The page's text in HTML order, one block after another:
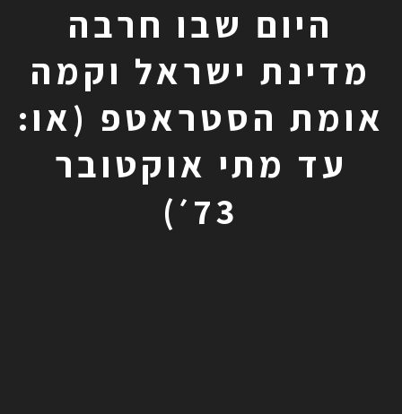
היום שבו חרבה
מדינת ישראל וקמה
אומת הסטראטפ (או:
עד מתי אוקטובר
73׳)